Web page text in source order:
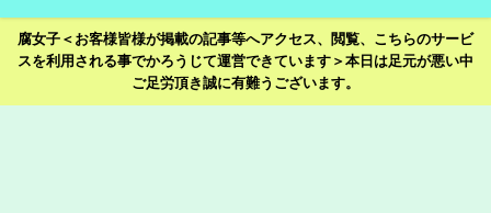
腐女子＜お客様皆様が掲載の記事等へアクセス、閲覧、こちらのサービ
スを利用される事でかろうじて運営できています＞本日は足元が悪い中
ご足労頂き誠に有難うございます。